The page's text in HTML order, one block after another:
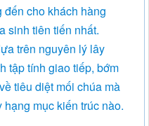
cho khách hàng
sinh tiên tiến nhất.
trên nguyên lý lây
tập tính giao tiếp, bớm
tiêu diệt mối chúa mà
mục kiến trúc nào.